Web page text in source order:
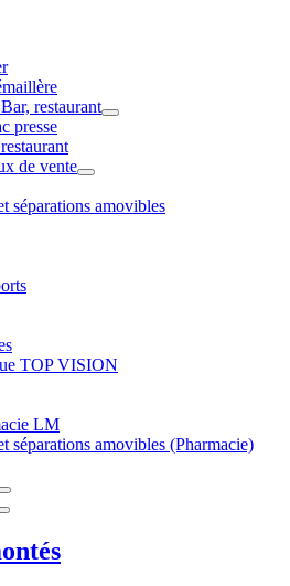
restaurant
presse
de vente
séparations amovibles
TOP VISION
LM
séparations amovibles (Pharmacie)